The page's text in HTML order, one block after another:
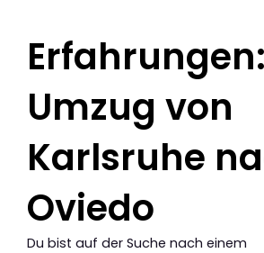
Erfahrungen:
Umzug von
Karlsruhe
Oviedo
Du bist auf der Suche nach einem